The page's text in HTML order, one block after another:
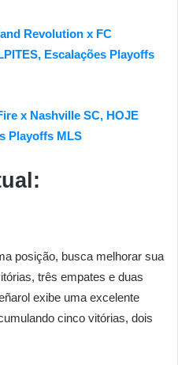
Revolution x FC
Escalações Playoffs
x Nashville SC, HOJE
Playoffs MLS
posição, busca melhorar sua
três empates e duas
exibe uma excelente
cinco vitórias, dois